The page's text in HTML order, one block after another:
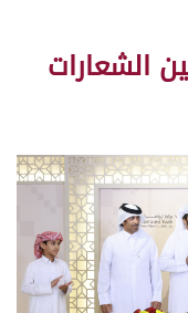
الشعارات